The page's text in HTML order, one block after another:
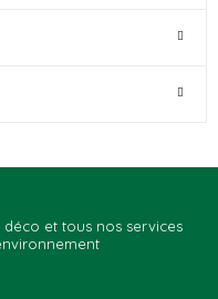
et tous nos services